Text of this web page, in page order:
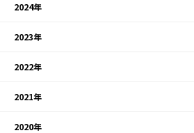
2024年
2023年
2022年
2021年
2020年